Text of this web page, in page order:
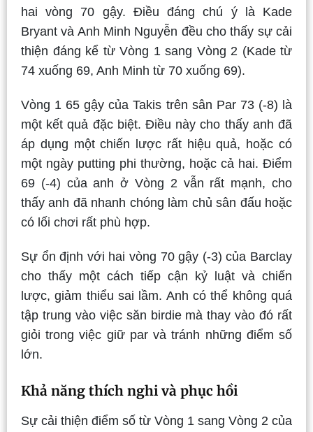
hai vòng 70 gậy. Điều đáng chú ý là Kade
Bryant và Anh Minh Nguyễn đều cho thấy sự cải
thiện đáng kể từ Vòng 1 sang Vòng 2 (Kade từ
74 xuống 69, Anh Minh từ 70 xuống 69).
Vòng 1 65 gậy của Takis trên sân Par 73 (-8) là
một kết quả đặc biệt. Điều này cho thấy anh đã
áp dụng một chiến lược rất hiệu quả, hoặc có
một ngày putting phi thường, hoặc cả hai. Điểm
69 (-4) của anh ở Vòng 2 vẫn rất mạnh, cho
thấy anh đã nhanh chóng làm chủ sân đấu hoặc
có lối chơi rất phù hợp.
Sự ổn định với hai vòng 70 gậy (-3) của Barclay
cho thấy một cách tiếp cận kỷ luật và chiến
lược, giảm thiểu sai lầm. Anh có thể không quá
tập trung vào việc săn birdie mà thay vào đó rất
giỏi trong việc giữ par và tránh những điểm số
lớn.
Khả năng thích nghi và phục hồi
Sự cải thiện điểm số từ Vòng 1 sang Vòng 2 của